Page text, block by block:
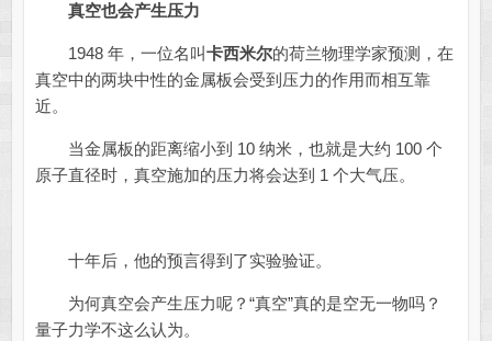
真空也会产生压力
1948 年，一位名叫卡西米尔的荷兰物理学家预测，在
真空中的两块中性的金属板会受到压力的作用而相互靠
近。
当金属板的距离缩小到 10 纳米，也就是大约 100 个
原子直径时，真空施加的压力将会达到 1 个大气压。
十年后，他的预言得到了实验验证。
为何真空会产生压力呢？“真空”真的是空无一物吗？
量子力学不这么认为。